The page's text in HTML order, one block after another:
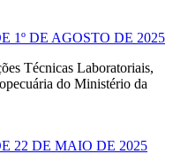
1º DE AGOSTO DE 2025
Técnicas Laboratoriais,
do Ministério da
22 DE MAIO DE 2025